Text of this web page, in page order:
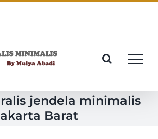
jendela minimalis
Barat